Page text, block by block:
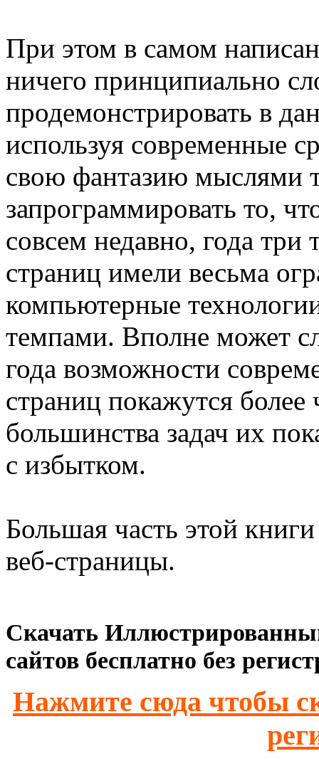
При этом в самом
ничего принципиально
продемонстрировать в
используя современные
свою фантазию мыслями
запрограммировать то,
совсем недавно, года три
страниц имели весьма
компьютерные
темпами. Вполне может
года возможности
страниц покажутся
большинства задач их
с избытком.
Большая часть этой
веб-страницы.
Скачать
сайтов бесплатно без
Нажмите сюда чтобы